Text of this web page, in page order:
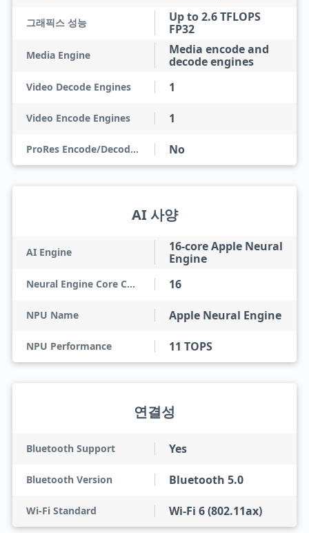
그래픽스 성능
Up to 2.6 TFLOPS
FP32
Media Engine
Media encode and
decode engines
Video Decode Engines 1
Video Encode Engines 1
ProRes Encode/Decode Engines No
AI 사양
AI Engine
16-core Apple Neural
Engine
Neural Engine Core Count 16
NPU Name Apple Neural Engine
NPU Performance 11 TOPS
연결성
Bluetooth Support Yes
Bluetooth Version Bluetooth 5.0
Wi-Fi Standard Wi-Fi 6 (802.11ax)